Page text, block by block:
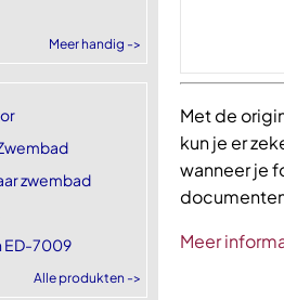
Meer handig ->
zwembad
ED-7009
Alle produkten ->
Met de
kun je er
wanneer je
Meer